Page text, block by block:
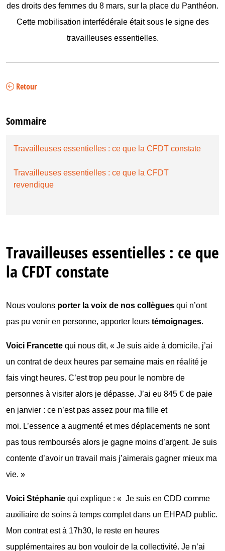
des droits des femmes du 8 mars, sur la place du Panthéon.
Cette mobilisation interfédérale était sous le signe des
travailleuses essentielles.
Retour
Sommaire
Travailleuses essentielles : ce que la CFDT constate
Travailleuses essentielles : ce que la CFDT
revendique
Travailleuses essentielles : ce que
la CFDT constate
Nous voulons porter la voix de nos collègues qui n’ont
pas pu venir en personne, apporter leurs témoignages.
Voici Francette qui nous dit, « Je suis aide à domicile, j’ai
un contrat de deux heures par semaine mais en réalité je
fais vingt heures. C’est trop peu pour le nombre de
personnes à visiter alors je dépasse. J’ai eu 845 € de paie
en janvier : ce n’est pas assez pour ma fille et
moi. L’essence a augmenté et mes déplacements ne sont
pas tous remboursés alors je gagne moins d’argent. Je suis
contente d’avoir un travail mais j’aimerais gagner mieux ma
vie. »
Voici Stéphanie qui explique : « Je suis en CDD comme
auxiliaire de soins à temps complet dans un EHPAD public.
Mon contrat est à 17h30, le reste en heures
supplémentaires au bon vouloir de la collectivité. Je n’ai